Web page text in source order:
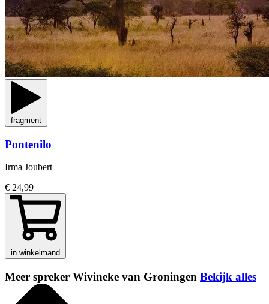
fragment
Pontenilo
Irma Joubert
€ 24,99
in winkelmand
Meer spreker Wivineke van Groningen Bekijk alles